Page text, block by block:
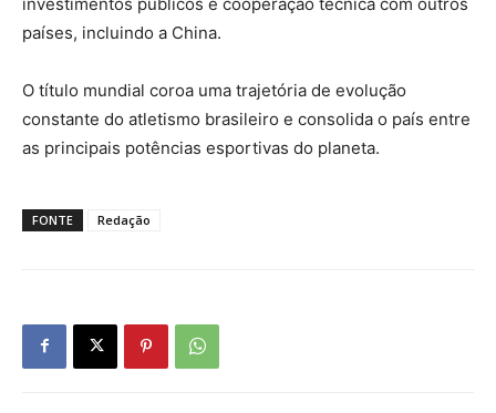
países, incluindo a China.
O título mundial coroa uma trajetória de evolução
constante do atletismo brasileiro e consolida o país entre
as principais potências esportivas do planeta.
FONTE Redação